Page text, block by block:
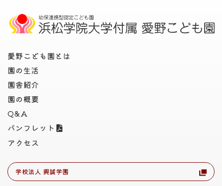
愛野こども園とは
園の生活
園舎紹介
園の概要
Q&A
パンフレット
アクセス
学校法人 興誠学園